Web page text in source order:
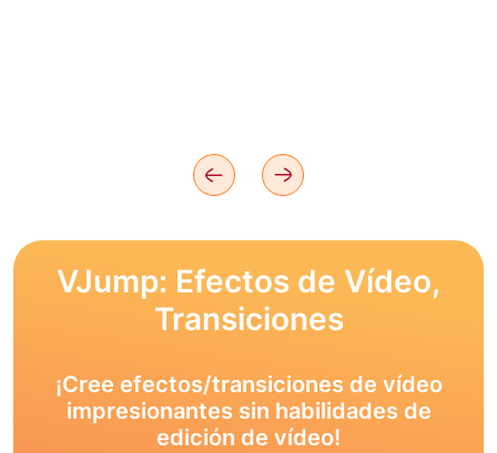
VJump: Efectos de Vídeo,
Transiciones
¡Cree efectos/transiciones de vídeo
impresionantes sin habilidades de
edición de vídeo!